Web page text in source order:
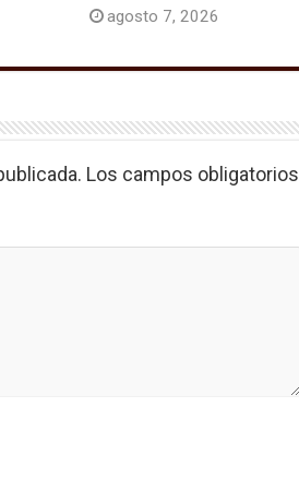
agosto 7, 2026
Los campos obligatorios